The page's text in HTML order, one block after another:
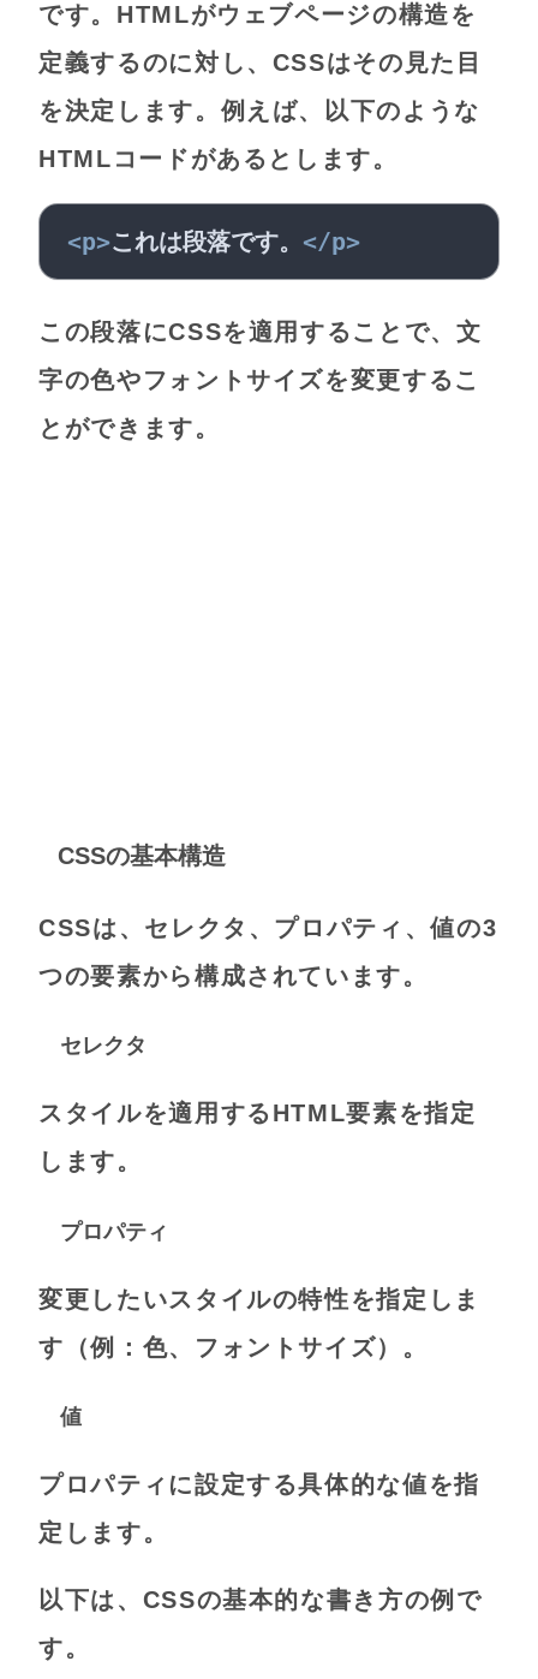
です。HTMLがウェブページの構造を
定義するのに対し、CSSはその見た目
を決定します。例えば、以下のような
HTMLコードがあるとします。
<p>これは段落です。 </p>
この段落にCSSを適用することで、文
字の色やフォントサイズを変更するこ
とができます。
CSSの基本構造
CSSは、セレクタ、プロパティ、値の3
つの要素から構成されています。
セレクタ
スタイルを適用するHTML要素を指定
します。
プロパティ
変更したいスタイルの特性を指定しま
す（例：色、フォントサイズ）。
値
プロパティに設定する具体的な値を指
定します。
以下は、CSSの基本的な書き方の例で
す。